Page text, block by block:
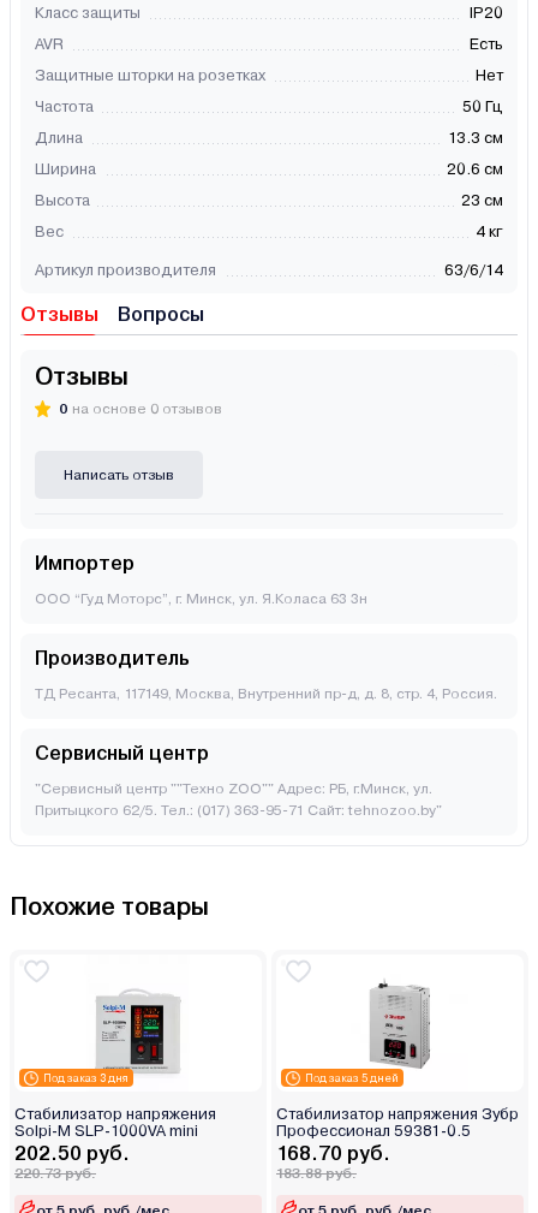
Класс защиты
IP20
AVR
Есть
Защитные шторки на розетках
Нет
Частота
50 Гц
Длина
13.3 см
Ширина
20.6 см
Высота
23 см
Вес
4 кг
Артикул производителя 63/6/14
Отзывы Вопросы
Отзывы
0 на основе 0 отзывов
Написать отзыв
Импортер
ООО “Гуд Моторс”, г. Минск, ул. Я.Коласа 63 3н
Производитель
ТД Ресанта, 117149, Москва, Внутренний пр-д, д. 8, стр. 4, Россия.
Сервисный центр
"Сервисный центр ""Техно ZOO"" Адрес: РБ, г.Минск, ул.
Притыцкого 62/5. Тел.: (017) 363-95-71 Сайт: tehnozoo.by"
Похожие товары
Под заказ 3 дня
Стабилизатор напряжения
Solpi-M SLP-1000VA mini
202.50 руб.
220.73 руб.
Под заказ 5 дней
Стабилизатор напряжения Зубр
Профессионал 59381-0.5
168.70 руб.
183.88 руб.